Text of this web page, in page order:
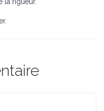
la rigueur.